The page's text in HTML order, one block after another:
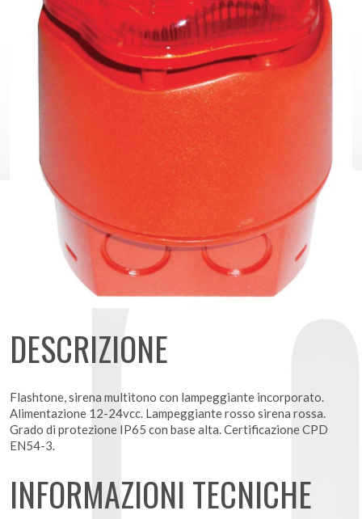
DESCRIZIONE
Flashtone, sirena multitono con lampeggiante incorporato.
Alimentazione 12-24vcc. Lampeggiante rosso sirena rossa.
Grado di protezione IP65 con base alta. Certificazione CPD
EN54-3.
INFORMAZIONI TECNICHE